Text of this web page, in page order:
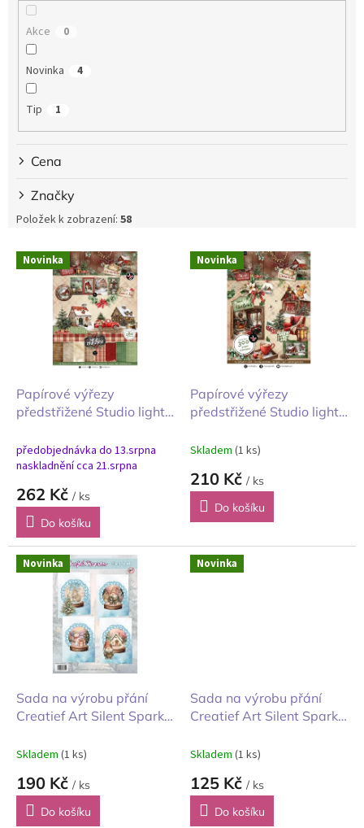
Akce 0
Novinka 4
Tip 1
Cena
Značky
Položek k zobrazení: 58
V
ů
Novinka
Papírové výřezy
předstřižené Studio light
Pozadí
předobjednávka do 13.srpna
naskladnění cca 21.srpna
262 Kč / ks
Do košíku
Novinka
Papírové výřezy
předstřižené Studio light
Prvky
Skladem (1 ks)
210 Kč / ks
Do košíku
Novinka
Sada na výrobu přání
Creatief Art Silent Spark
Skladem (1 ks)
190 Kč / ks
Do košíku
Novinka
Sada na výrobu přání
Creatief Art Silent Spark
Skladem (1 ks)
125 Kč / ks
Do košíku